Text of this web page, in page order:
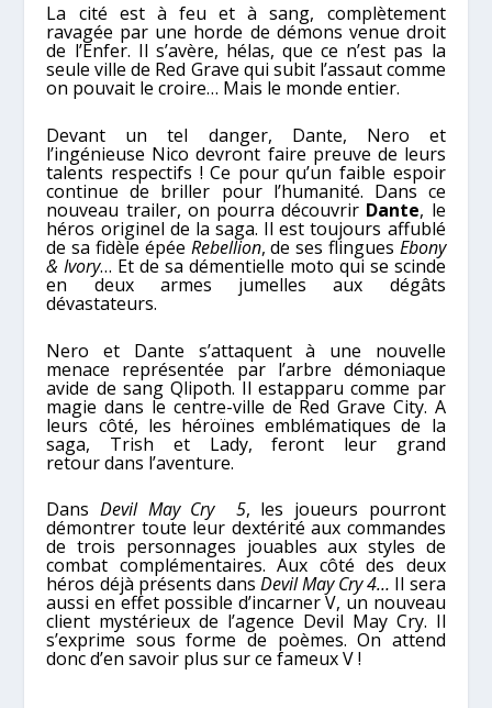
La cité est à feu et à sang, complètement
ravagée par une horde de démons venue droit
de l’Enfer. Il s’avère, hélas, que ce n’est pas la
seule ville de Red Grave qui subit l’assaut comme
on pouvait le croire… Mais le monde entier.
Devant un tel danger, Dante, Nero et
l’ingénieuse Nico devront faire preuve de leurs
talents respectifs ! Ce pour qu’un faible espoir
continue de briller pour l’humanité. Dans ce
nouveau trailer, on pourra découvrir Dante, le
héros originel de la saga. Il est toujours affublé
de sa fidèle épée Rebellion, de ses flingues Ebony
& Ivory… Et de sa démentielle moto qui se scinde
en deux armes jumelles aux dégâts
dévastateurs.
Nero et Dante s’attaquent à une nouvelle
menace représentée par l’arbre démoniaque
avide de sang Qlipoth.Il estapparu comme par
magie dans le centre-ville de Red Grave City. A
leurs côté, les héroïnes emblématiques de la
saga, Trish et Lady, feront leur grand
retour dans l’aventure.
Dans Devil May Cry 5, les joueurs pourront
démontrer toute leur dextérité aux commandes
detrois personnages jouables aux styles de
combat complémentaires. Aux côté des deux
héros déjà présents dans Devil May Cry 4… Il sera
aussi en effet possible d’incarner V, un nouveau
client mystérieux de l’agence Devil May Cry. Il
s’exprime sous forme de poèmes. On attend
donc d’en savoir plus sur ce fameux V !